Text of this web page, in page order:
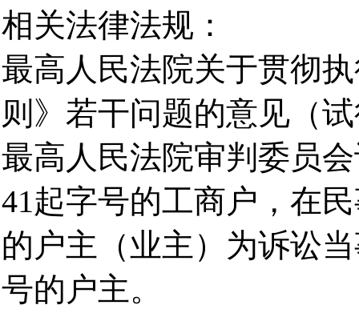
相关法律法规：
最高人民法院关于贯彻
则》若干问题的意见（
最高人民法院审判委员
41起字号的工商户，在
的户主（业主）为诉讼
号的户主。